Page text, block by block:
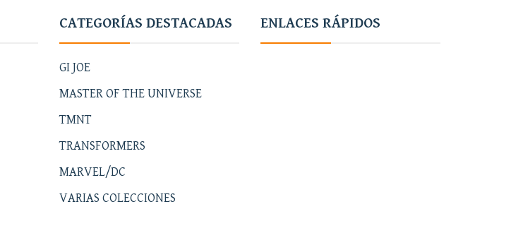
CATEGORÍAS DESTACADAS
GI JOE
MASTER OF THE UNIVERSE
TMNT
TRANSFORMERS
MARVEL/DC
VARIAS COLECCIONES
ENLACES RÁPIDOS